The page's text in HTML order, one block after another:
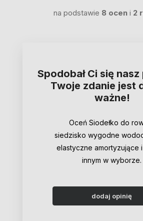
na podstawie 8 ocen i 2
Spodobał Ci się
Twoje zdanie jest
ważne!
Oceń Siodełko do
siedzisko wygodne
elastyczne amortyzujące
innym w wyborze.
dodaj opinię